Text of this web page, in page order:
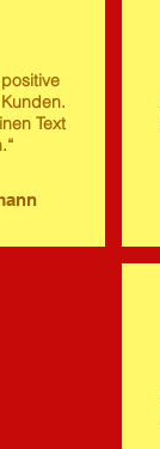
Text